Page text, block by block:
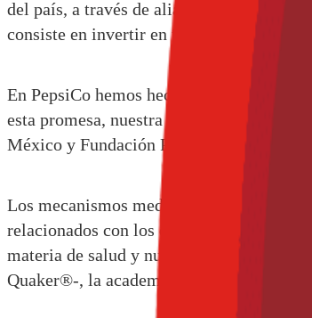
del país, a través de alianzas
consiste en invertir en un futuro más
En PepsiCo hemos hecho el
esta promesa, nuestra alianza con
México y Fundación PepsiCo México.
Los mecanismos mediante los cuales se
relacionados con los desafíos de salud y
materia de salud y nutrición en
Quaker®-, la academia y las